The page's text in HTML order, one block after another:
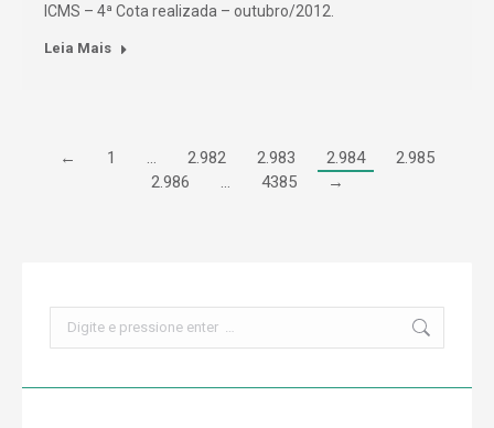
ICMS – 4ª Cota realizada – outubro/2012.
Leia Mais
← 1 … 2.982 2.983 2.984
2.985
2.986
… 4385 →